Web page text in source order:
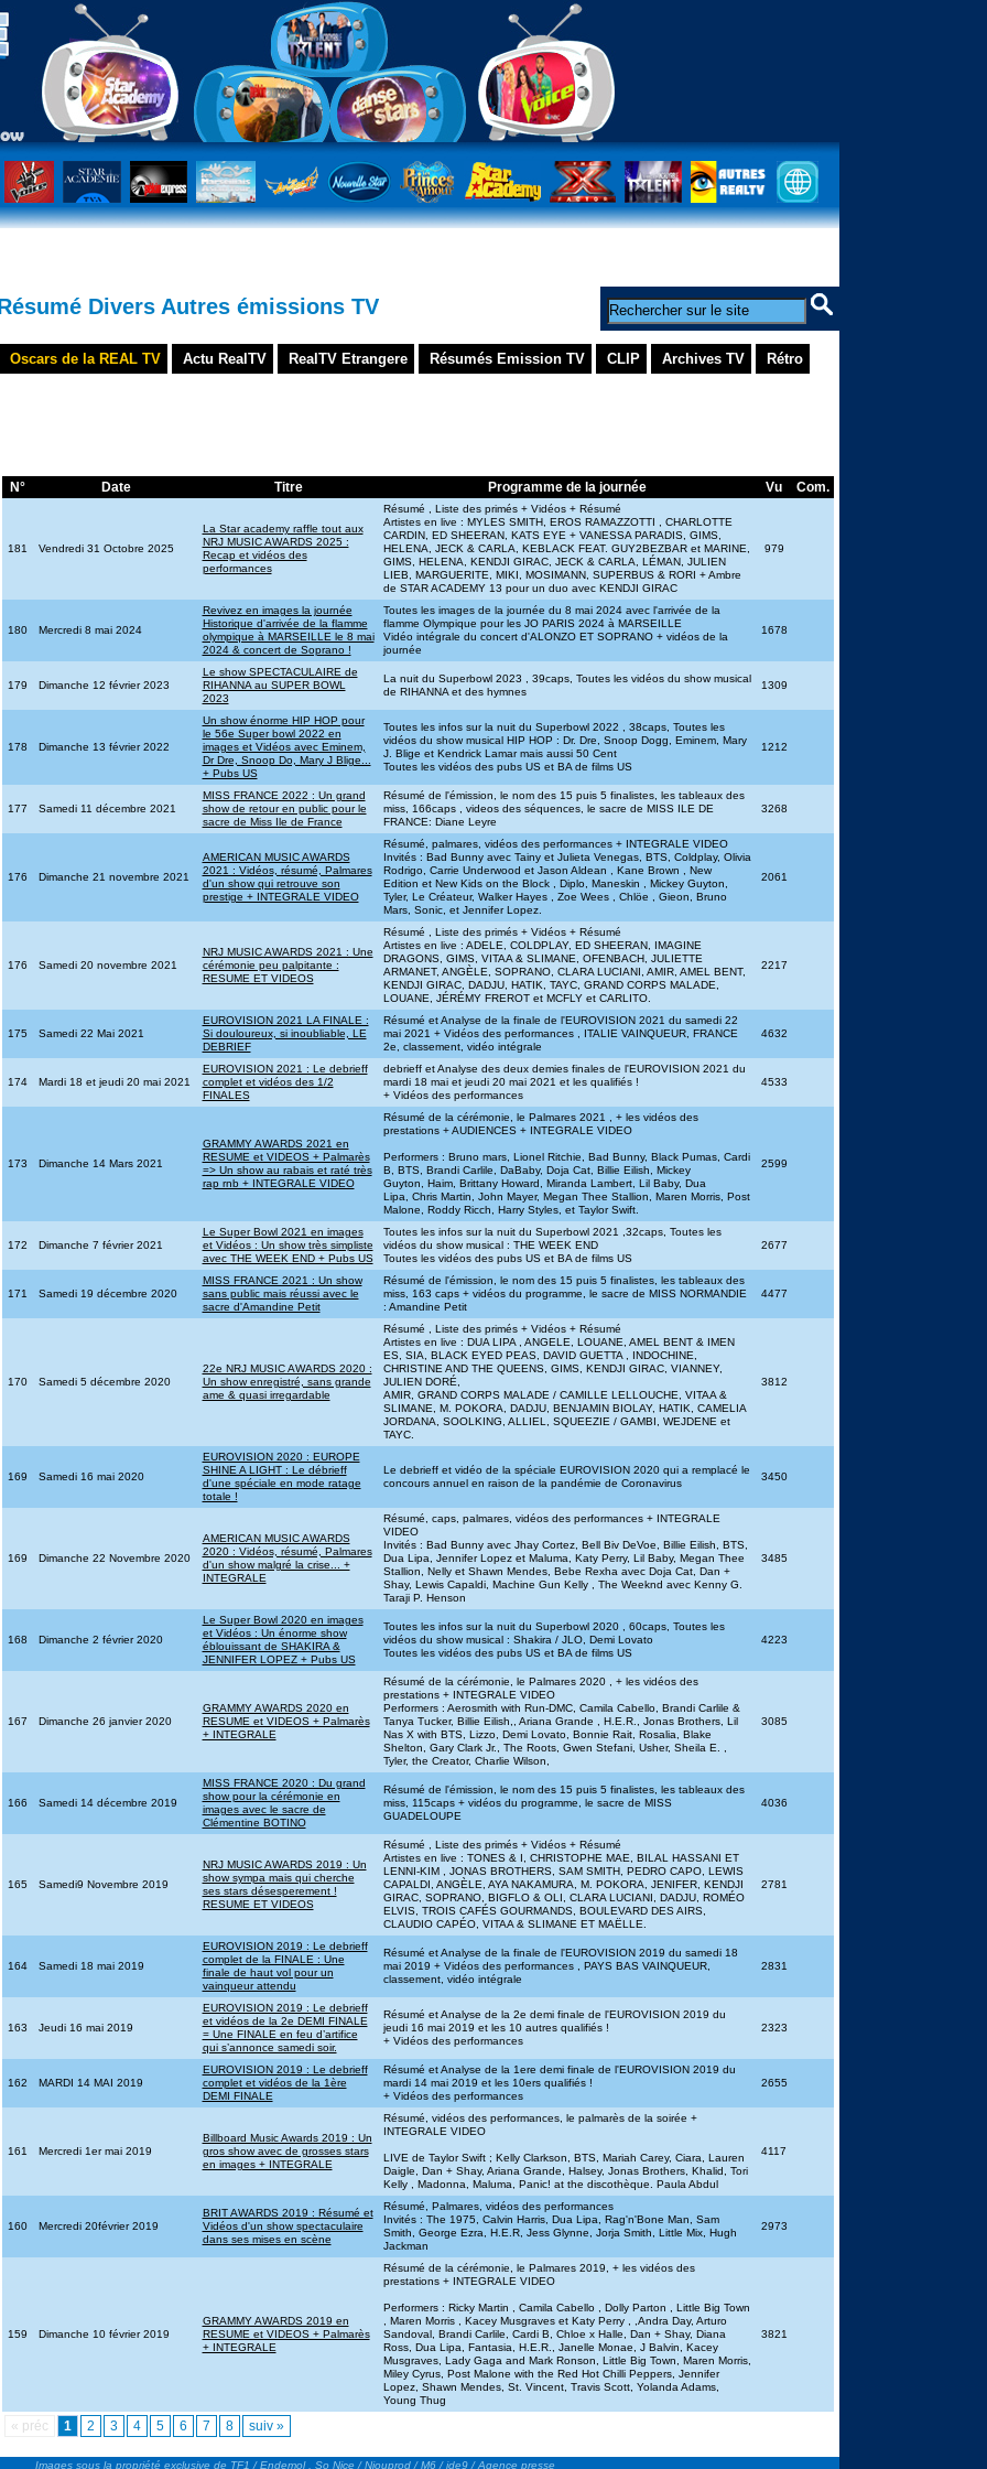
Divers Autres émissions TV
Oscars de la REAL TV Actu RealTV RealTV Etrangere Résumés Emission TV CLIP Archives TV Rétro
N° Date Titre Programme de la journée Vu Com.
181 Vendredi 31 Octobre 2025
La Star academy raffle tout aux
NRJ MUSIC AWARDS 2025 :
Recap et vidéos des
performances
Résumé , Liste des primés + Vidéos + Résumé
Artistes en live : MYLES SMITH, EROS RAMAZZOTTI , CHARLOTTE
CARDIN, ED SHEERAN, KATS EYE + VANESSA PARADIS, GIMS,
HELENA, JECK & CARLA, KEBLACK FEAT. GUY2BEZBAR et MARINE,
GIMS, HELENA, KENDJI GIRAC, JECK & CARLA, LÉMAN, JULIEN
LIEB, MARGUERITE, MIKI, MOSIMANN, SUPERBUS & RORI + Ambre
de STAR ACADEMY 13 pour un duo avec KENDJI GIRAC
979
180 Mercredi 8 mai 2024
Revivez en images la journée
Historique d'arrivée de la flamme
olympique à MARSEILLE le 8 mai
2024 & concert de Soprano !
Toutes les images de la journée du 8 mai 2024 avec l'arrivée de la
flamme Olympique pour les JO PARIS 2024 à MARSEILLE
Vidéo intégrale du concert d'ALONZO ET SOPRANO + vidéos de la
journée
1678
179 Dimanche 12 février 2023
Le show SPECTACULAIRE de
RIHANNA au SUPER BOWL
2023
La nuit du Superbowl 2023 , 39caps, Toutes les vidéos du show musical
de RIHANNA et des hymnes
1309
178 Dimanche 13 février 2022
Un show énorme HIP HOP pour
le 56e Super bowl 2022 en
images et Vidéos avec Eminem,
Dr Dre, Snoop Do, Mary J Blige...
+ Pubs US
Toutes les infos sur la nuit du Superbowl 2022 , 38caps, Toutes les
vidéos du show musical HIP HOP : Dr. Dre, Snoop Dogg, Eminem, Mary
J. Blige et Kendrick Lamar mais aussi 50 Cent
Toutes les vidéos des pubs US et BA de films US
1212
177 Samedi 11 décembre 2021
MISS FRANCE 2022 : Un grand
show de retour en public pour le
sacre de Miss Ile de France
Résumé de l'émission, le nom des 15 puis 5 finalistes, les tableaux des
miss, 166caps , videos des séquences, le sacre de MISS ILE DE
FRANCE: Diane Leyre
3268
176 Dimanche 21 novembre 2021
AMERICAN MUSIC AWARDS
2021 : Vidéos, résumé, Palmares
d'un show qui retrouve son
prestige + INTEGRALE VIDEO
Résumé, palmares, vidéos des performances + INTEGRALE VIDEO
Invités : Bad Bunny avec Tainy et Julieta Venegas, BTS, Coldplay, Olivia
Rodrigo, Carrie Underwood et Jason Aldean , Kane Brown , New
Edition et New Kids on the Block , Diplo, Maneskin , Mickey Guyton,
Tyler, Le Créateur, Walker Hayes , Zoe Wees , Chlöe , Gieon, Bruno
Mars, Sonic, et Jennifer Lopez.
2061
176 Samedi 20 novembre 2021
NRJ MUSIC AWARDS 2021 : Une
cérémonie peu palpitante :
RESUME ET VIDEOS
Résumé , Liste des primés + Vidéos + Résumé
Artistes en live : ADELE, COLDPLAY, ED SHEERAN, IMAGINE
DRAGONS, GIMS, VITAA & SLIMANE, OFENBACH, JULIETTE
ARMANET, ANGÈLE, SOPRANO, CLARA LUCIANI, AMIR, AMEL BENT,
KENDJI GIRAC, DADJU, HATIK, TAYC, GRAND CORPS MALADE,
LOUANE, JÉRÉMY FREROT et MCFLY et CARLITO.
2217
175 Samedi 22 Mai 2021
EUROVISION 2021 LA FINALE :
Si douloureux, si inoubliable, LE
DEBRIEF
Résumé et Analyse de la finale de l'EUROVISION 2021 du samedi 22
mai 2021 + Vidéos des performances , ITALIE VAINQUEUR, FRANCE
2e, classement, vidéo intégrale
4632
174 Mardi 18 et jeudi 20 mai 2021
EUROVISION 2021 : Le debrieff
complet et vidéos des 1/2
FINALES
debrieff et Analyse des deux demies finales de l'EUROVISION 2021 du
mardi 18 mai et jeudi 20 mai 2021 et les qualifiés !
+ Vidéos des performances
4533
173 Dimanche 14 Mars 2021
GRAMMY AWARDS 2021 en
RESUME et VIDEOS + Palmarès
=> Un show au rabais et raté très
rap rnb + INTEGRALE VIDEO
Résumé de la cérémonie, le Palmares 2021 , + les vidéos des
prestations + AUDIENCES + INTEGRALE VIDEO
Performers : Bruno mars, Lionel Ritchie, Bad Bunny, Black Pumas, Cardi
B, BTS, Brandi Carlile, DaBaby, Doja Cat, Billie Eilish, Mickey
Guyton, Haim, Brittany Howard, Miranda Lambert, Lil Baby, Dua
Lipa, Chris Martin, John Mayer, Megan Thee Stallion, Maren Morris, Post
Malone, Roddy Ricch, Harry Styles, et Taylor Swift.
2599
172 Dimanche 7 février 2021
Le Super Bowl 2021 en images
et Vidéos : Un show très simpliste
avec THE WEEK END + Pubs US
Toutes les infos sur la nuit du Superbowl 2021 ,32caps, Toutes les
vidéos du show musical : THE WEEK END
Toutes les vidéos des pubs US et BA de films US
2677
171 Samedi 19 décembre 2020
MISS FRANCE 2021 : Un show
sans public mais réussi avec le
sacre d'Amandine Petit
Résumé de l'émission, le nom des 15 puis 5 finalistes, les tableaux des
miss, 163 caps + vidéos du programme, le sacre de MISS NORMANDIE
: Amandine Petit
4477
170 Samedi 5 décembre 2020
22e NRJ MUSIC AWARDS 2020 :
Un show enregistré, sans grande
ame & quasi irregardable
Résumé , Liste des primés + Vidéos + Résumé
Artistes en live : DUA LIPA , ANGELE, LOUANE, AMEL BENT & IMEN
ES, SIA, BLACK EYED PEAS, DAVID GUETTA , INDOCHINE,
CHRISTINE AND THE QUEENS, GIMS, KENDJI GIRAC, VIANNEY,
JULIEN DORÉ,
AMIR, GRAND CORPS MALADE / CAMILLE LELLOUCHE, VITAA &
SLIMANE, M. POKORA, DADJU, BENJAMIN BIOLAY, HATIK, CAMELIA
JORDANA, SOOLKING, ALLIEL, SQUEEZIE / GAMBI, WEJDENE et
TAYC.
3812
169 Samedi 16 mai 2020
EUROVISION 2020 : EUROPE
SHINE A LIGHT : Le débrieff
d'une spéciale en mode ratage
totale !
Le debrieff et vidéo de la spéciale EUROVISION 2020 qui a remplacé le
concours annuel en raison de la pandémie de Coronavirus
3450
169 Dimanche 22 Novembre 2020
AMERICAN MUSIC AWARDS
2020 : Vidéos, résumé, Palmares
d'un show malgré la crise... +
INTEGRALE
Résumé, caps, palmares, vidéos des performances + INTEGRALE
VIDEO
Invités : Bad Bunny avec Jhay Cortez, Bell Biv DeVoe, Billie Eilish, BTS,
Dua Lipa, Jennifer Lopez et Maluma, Katy Perry, Lil Baby, Megan Thee
Stallion, Nelly et Shawn Mendes, Bebe Rexha avec Doja Cat, Dan +
Shay, Lewis Capaldi, Machine Gun Kelly , The Weeknd avec Kenny G.
Taraji P. Henson
3485
168 Dimanche 2 février 2020
Le Super Bowl 2020 en images
et Vidéos : Un énorme show
éblouissant de SHAKIRA &
JENNIFER LOPEZ + Pubs US
Toutes les infos sur la nuit du Superbowl 2020 , 60caps, Toutes les
vidéos du show musical : Shakira / JLO, Demi Lovato
Toutes les vidéos des pubs US et BA de films US
4223
167 Dimanche 26 janvier 2020
GRAMMY AWARDS 2020 en
RESUME et VIDEOS + Palmarès
+ INTEGRALE
Résumé de la cérémonie, le Palmares 2020 , + les vidéos des
prestations + INTEGRALE VIDEO
Performers : Aerosmith with Run-DMC, Camila Cabello, Brandi Carlile &
Tanya Tucker, Billie Eilish,, Ariana Grande , H.E.R., Jonas Brothers, Lil
Nas X with BTS, Lizzo, Demi Lovato, Bonnie Rait, Rosalia, Blake
Shelton, Gary Clark Jr., The Roots, Gwen Stefani, Usher, Sheila E. ,
Tyler, the Creator, Charlie Wilson,
3085
166 Samedi 14 décembre 2019
MISS FRANCE 2020 : Du grand
show pour la cérémonie en
images avec le sacre de
Clémentine BOTINO
Résumé de l'émission, le nom des 15 puis 5 finalistes, les tableaux des
miss, 115caps + vidéos du programme, le sacre de MISS
GUADELOUPE
4036
165 Samedi9 Novembre 2019
NRJ MUSIC AWARDS 2019 : Un
show sympa mais qui cherche
ses stars désesperement !
RESUME ET VIDEOS
Résumé , Liste des primés + Vidéos + Résumé
Artistes en live : TONES & I, CHRISTOPHE MAE, BILAL HASSANI ET
LENNI-KIM , JONAS BROTHERS, SAM SMITH, PEDRO CAPO, LEWIS
CAPALDI, ANGÈLE, AYA NAKAMURA, M. POKORA, JENIFER, KENDJI
GIRAC, SOPRANO, BIGFLO & OLI, CLARA LUCIANI, DADJU, ROMÉO
ELVIS, TROIS CAFÉS GOURMANDS, BOULEVARD DES AIRS,
CLAUDIO CAPÉO, VITAA & SLIMANE ET MAËLLE.
2781
164 Samedi 18 mai 2019
EUROVISION 2019 : Le debrieff
complet de la FINALE : Une
finale de haut vol pour un
vainqueur attendu
Résumé et Analyse de la finale de l'EUROVISION 2019 du samedi 18
mai 2019 + Vidéos des performances , PAYS BAS VAINQUEUR,
classement, vidéo intégrale
2831
163 Jeudi 16 mai 2019
EUROVISION 2019 : Le debrieff
et vidéos de la 2e DEMI FINALE
= Une FINALE en feu d’artifice
qui s’annonce samedi soir.
Résumé et Analyse de la 2e demi finale de l'EUROVISION 2019 du
jeudi 16 mai 2019 et les 10 autres qualifiés !
+ Vidéos des performances
2323
162 MARDI 14 MAI 2019
EUROVISION 2019 : Le debrieff
complet et vidéos de la 1ère
DEMI FINALE
Résumé et Analyse de la 1ere demi finale de l'EUROVISION 2019 du
mardi 14 mai 2019 et les 10ers qualifiés !
+ Vidéos des performances
2655
161 Mercredi 1er mai 2019
Billboard Music Awards 2019 : Un
gros show avec de grosses stars
en images + INTEGRALE
Résumé, vidéos des performances, le palmarès de la soirée +
INTEGRALE VIDEO
LIVE de Taylor Swift ; Kelly Clarkson, BTS, Mariah Carey, Ciara, Lauren
Daigle, Dan + Shay, Ariana Grande, Halsey, Jonas Brothers, Khalid, Tori
Kelly , Madonna, Maluma, Panic! at the discothèque. Paula Abdul
4117
160 Mercredi 20février 2019
BRIT AWARDS 2019 : Résumé et
Vidéos d'un show spectaculaire
dans ses mises en scène
Résumé, Palmares, vidéos des performances
Invités : The 1975, Calvin Harris, Dua Lipa, Rag'n'Bone Man, Sam
Smith, George Ezra, H.E.R, Jess Glynne, Jorja Smith, Little Mix, Hugh
Jackman
2973
159 Dimanche 10 février 2019
GRAMMY AWARDS 2019 en
RESUME et VIDEOS + Palmarès
+ INTEGRALE
Résumé de la cérémonie, le Palmares 2019, + les vidéos des
prestations + INTEGRALE VIDEO
Performers : Ricky Martin , Camila Cabello , Dolly Parton , Little Big Town
, Maren Morris , Kacey Musgraves et Katy Perry , ,Andra Day, Arturo
Sandoval, Brandi Carlile, Cardi B, Chloe x Halle, Dan + Shay, Diana
Ross, Dua Lipa, Fantasia, H.E.R., Janelle Monae, J Balvin, Kacey
Musgraves, Lady Gaga and Mark Ronson, Little Big Town, Maren Morris,
Miley Cyrus, Post Malone with the Red Hot Chilli Peppers, Jennifer
Lopez, Shawn Mendes, St. Vincent, Travis Scott, Yolanda Adams,
Young Thug
3821
« préc 1 2 3 4 5 6 7 8 suiv »
Images sous la propriété exclusive de TF1 / Endemol , So Nice / Niouprod / M6 / ide9 / Agence presse